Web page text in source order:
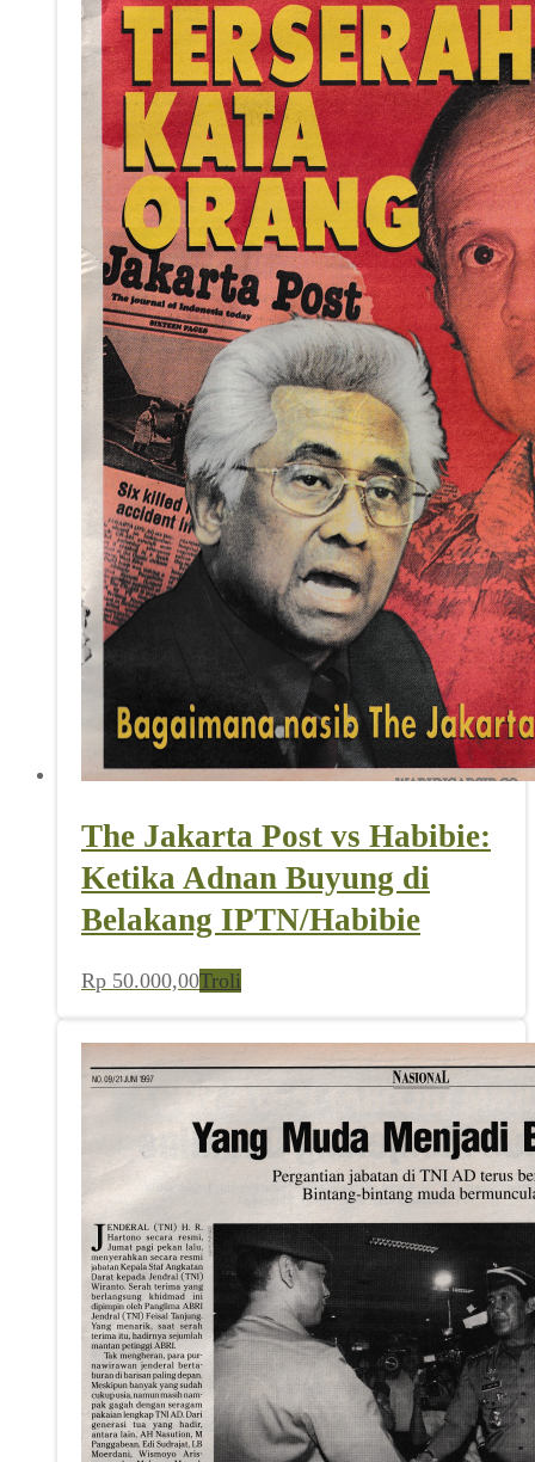
The Jakarta Post vs Habibie:
Ketika Adnan Buyung di
Belakang IPTN/Habibie
Rp 50.000,00Troli